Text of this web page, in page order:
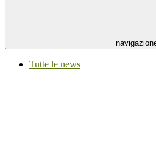
Tutte le news